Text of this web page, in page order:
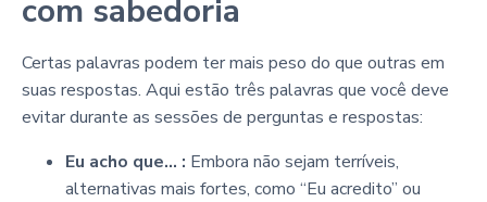
com sabedoria
Certas palavras podem ter mais peso do que outras em
suas respostas. Aqui estão três palavras que você deve
evitar durante as sessões de perguntas e respostas:
Eu acho que... : Embora não sejam terríveis,
alternativas mais fortes, como “Eu acredito” ou